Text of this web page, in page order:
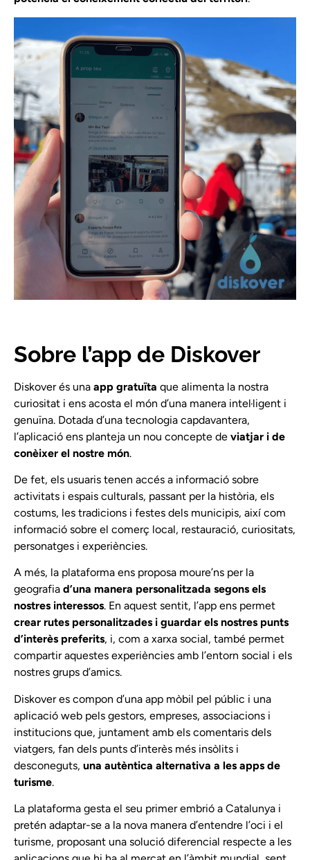
Sobre l’app de Diskover
Diskover és una app gratuïta que alimenta la nostra
curiositat i ens acosta el món d’una manera intel·ligent i
genuïna. Dotada d’una tecnologia capdavantera,
l’aplicació ens planteja un nou concepte de viatjar i de
conèixer el nostre món.
De fet, els usuaris tenen accés a informació sobre
activitats i espais culturals, passant per la història, els
costums, les tradicions i festes dels municipis, així com
informació sobre el comerç local, restauració, curiositats,
personatges i experiències.
A més, la plataforma ens proposa moure’ns per la
geografia d’una manera personalitzada segons els
nostres interessos. En aquest sentit, l’app ens permet
crear rutes personalitzades i guardar els nostres punts
d’interès preferits, i, com a xarxa social, també permet
compartir aquestes experiències amb l’entorn social i els
nostres grups d’amics.
Diskover es compon d’una app mòbil pel públic i una
aplicació web pels gestors, empreses, associacions i
institucions que, juntament amb els comentaris dels
viatgers, fan dels punts d’interès més insòlits i
desconeguts, una autèntica alternativa a les apps de
turisme.
La plataforma gesta el seu primer embrió a Catalunya i
pretén adaptar-se a la nova manera d’entendre l’oci i el
turisme, proposant una solució diferencial respecte a les